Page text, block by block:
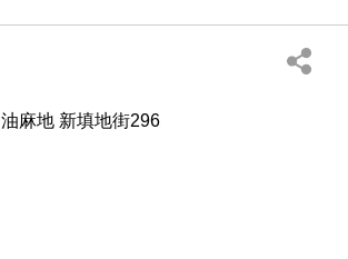
油麻地 新填地街296